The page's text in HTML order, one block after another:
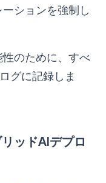
ションを強制し
のために、すべ
グに記録しま
ッドAIデプロ